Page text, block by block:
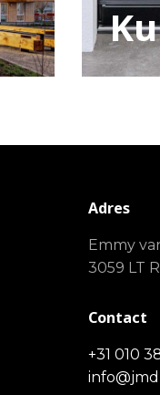
Adres
Emmy
3059 LT
Contact
+31 010